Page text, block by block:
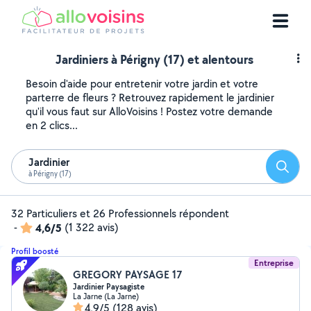
Jardiniers à Périgny (17) et alentours
Besoin d'aide pour entretenir votre jardin et votre
parterre de fleurs ? Retrouvez rapidement le jardinier
qu'il vous faut sur AlloVoisins ! Postez votre demande
en 2 clics...
Jardinier
à Périgny (17)
32 Particuliers et 26 Professionnels répondent
-
4,6/5 (1 322 avis)
Profil boosté
Entreprise
GREGORY PAYSAGE 17
Jardinier Paysagiste
La Jarne (La Jarne)
4,9/5 (128 avis)